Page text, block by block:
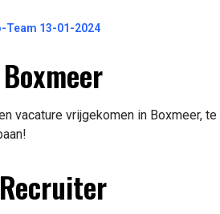
Team 13-01-2024
vacature vrijgekomen in Boxmeer,